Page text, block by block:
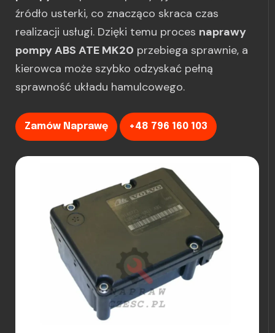
źródło usterki, co znacząco skraca czas
realizacji usługi. Dzięki temu proces naprawy
pompy ABS ATE MK20 przebiega sprawnie, a
kierowca może szybko odzyskać pełną
sprawność układu hamulcowego.
Zamów Naprawę +48 796 160 103